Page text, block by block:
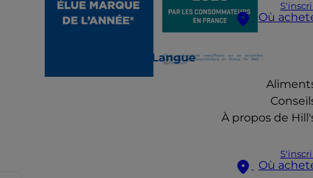
Où
Langue
À propos de
Où